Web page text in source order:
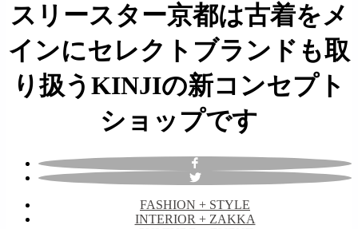
スリースター京都は古着をメ
インにセレクトブランドも取
り扱うKINJIの新コンセプト
ショップです
FASHION + STYLE
INTERIOR + ZAKKA